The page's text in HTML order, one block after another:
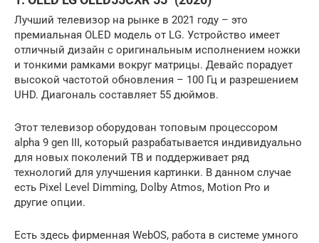
Лучший телевизор на рынке в 2021 году – это
премиальная OLED модель от LG. Устройство имеет
отличный дизайн с оригинальным исполнением ножки
и тонкими рамками вокруг матрицы. Девайс порадует
высокой частотой обновления – 100 Гц и разрешением
UHD. Диагональ составляет 55 дюймов.
Этот телевизор оборудован топовым процессором
alpha 9 gen III, который разрабатывается индивидуально
для новых поколений ТВ и поддерживает ряд
технологий для улучшения картинки. В данном случае
есть Pixel Level Dimming, Dolby Atmos, Motion Pro и
другие опции.
Есть здесь фирменная WebOS, работа в системе умного